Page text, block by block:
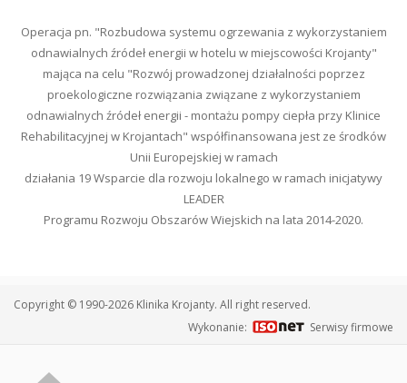
Operacja pn. "Rozbudowa systemu ogrzewania z wykorzystaniem
odnawialnych źródeł energii w hotelu w miejscowości Krojanty"
mająca na celu "Rozwój prowadzonej działalności poprzez
proekologiczne rozwiązania związane z wykorzystaniem
odnawialnych źródeł energii - montażu pompy ciepła przy Klinice
Rehabilitacyjnej w Krojantach" współfinansowana jest ze środków
Unii Europejskiej w ramach
działania 19 Wsparcie dla rozwoju lokalnego w ramach inicjatywy
LEADER
Programu Rozwoju Obszarów Wiejskich na lata 2014-2020.
Copyright © 1990-2026 Klinika Krojanty. All right reserved.
Wykonanie:
Serwisy firmowe